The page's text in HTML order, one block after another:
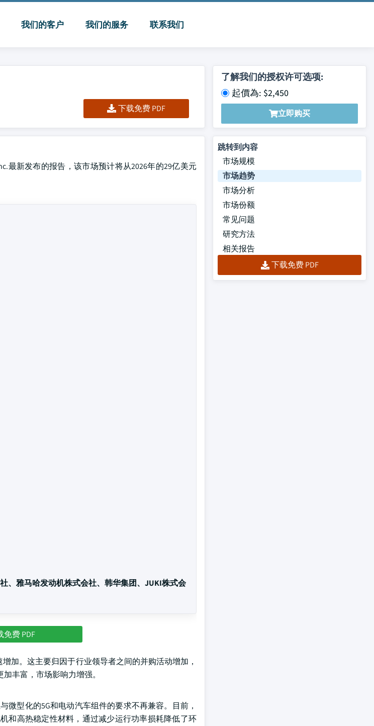
我们的客户 我们的服务 联系我们
下载免费 PDF
了解我们的授权许可选项:
起價為: $2,450
立即购买
最新发布的报告，该市场预计将从2026年的29亿美元
、雅马哈发动机株式会社、韩华集团、JUKI株式会
免费 PDF
加。这主要归因于行业领导者之间的并购活动增加，
丰富，市场影响力增强。
型化的5G和电动汽车组件的要求不再兼容。目前，
和高热稳定性材料，通过减少运行功率损耗降低了环
跳转到内容
市场规模
市场趋势
市场分析
市场份额
常见问题
研究方法
相关报告
下载免费 PDF